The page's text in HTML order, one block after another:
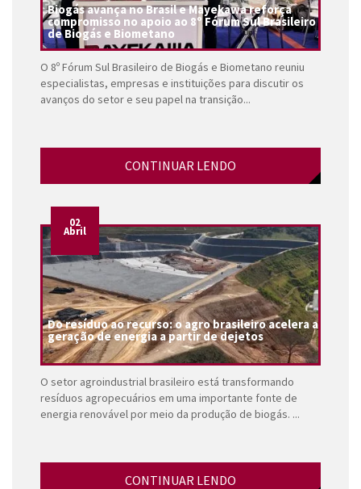
Biogás avança no Brasil e Mayekawa reforça
compromisso no apoio ao 8º Fórum Sul Brasileiro
de Biogás e Biometano
O 8º Fórum Sul Brasileiro de Biogás e Biometano reuniu
especialistas, empresas e instituições para discutir os
avanços do setor e seu papel na transição...
CONTINUAR LENDO
02
Abril
Do resíduo ao recurso: o agro brasileiro acelera a
geração de energia a partir de dejetos
O setor agroindustrial brasileiro está transformando
resíduos agropecuários em uma importante fonte de
energia renovável por meio da produção de biogás. ...
CONTINUAR LENDO